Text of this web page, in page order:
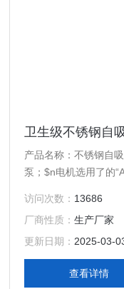
卫生级不锈钢自
产品名称：不锈钢自
泵；$n电机选用了的
JB/T7565.1-2011 $n$n防护等级IP55、F级绝缘，节能宽电
压结构。
访问次数： 13686
厂商性质：生产厂家
更新日期： 2025-03-
查看详情